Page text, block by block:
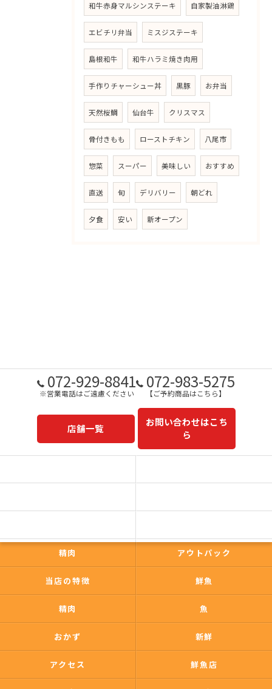
和牛赤身マルシンステーキ 自家製油淋鶏
エビチリ弁当 ミスジステーキ
島根和牛 和牛ハラミ焼き肉用
手作りチャーシュー丼 黒豚 お弁当
天然桜鯛 仙台牛 クリスマス
骨付きもも ローストチキン 八尾市
惣菜 スーパー 美味しい おすすめ
直送 旬 デリバリー 朝どれ
夕食 安い 新オープン
072-929-8841
※営業電話はご遠慮ください
072-983-5275
【ご予約商品はこちら】
店舗一覧
お問い合わせはこち
ら
精肉 アウトパック
当店の特徴 鮮魚
精肉 魚
おかず 新鮮
アクセス 鮮魚店